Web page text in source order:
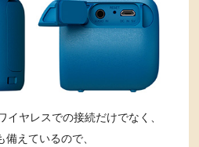
ヤレスでの接続だけでなく、
備えているので、